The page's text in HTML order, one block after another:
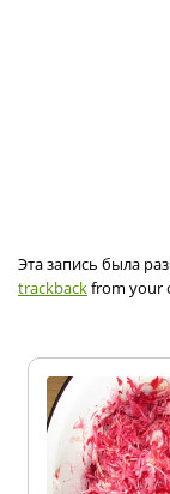
Эта запись была
trackbackfrom your